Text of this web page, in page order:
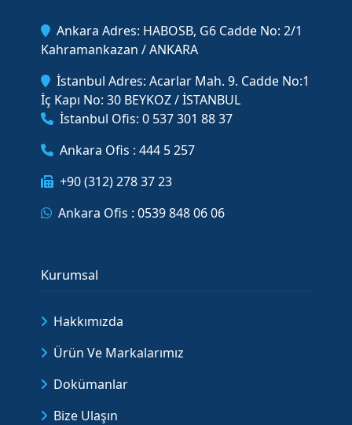
Ankara Adres: HABOSB, G6 Cadde No: 2/1
Kahramankazan / ANKARA
İstanbul Adres: Acarlar Mah. 9. Cadde No:1
İç Kapı No: 30 BEYKOZ / İSTANBUL
İstanbul Ofis: 0 537 301 88 37
Ankara Ofis : 444 5 257
+90 (312) 278 37 23
Ankara Ofis : 0539 848 06 06
Kurumsal
Hakkımızda
Ürün Ve Markalarımız
Dokümanlar
Bize Ulaşın